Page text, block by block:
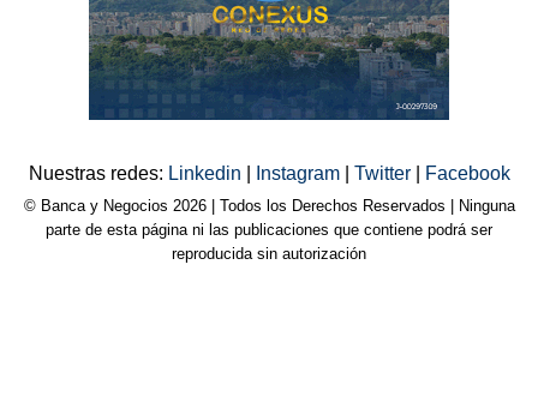
Nuestras redes: Linkedin Instagram Twitter Facebook
© Banca y Negocios 2026 | Todos los Derechos Reservados | Ninguna
parte de esta página ni las publicaciones que contiene podrá ser
reproducida sin autorización